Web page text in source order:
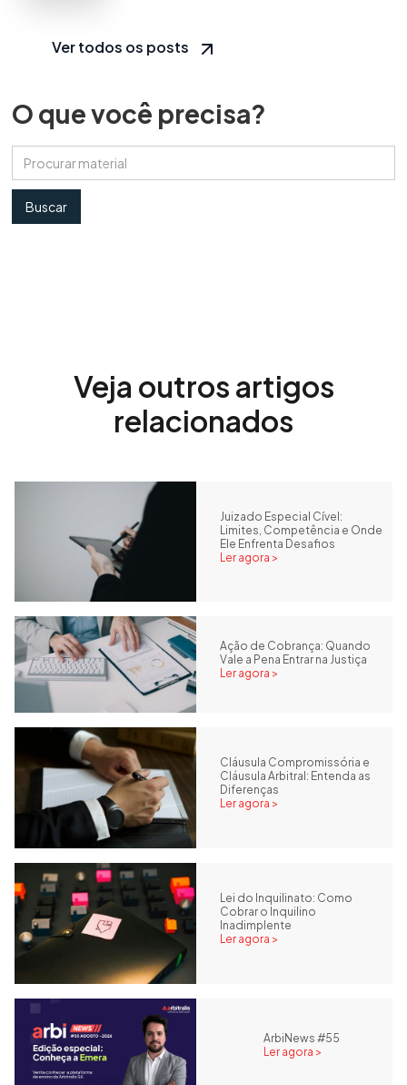
Ver todos os posts
O que você precisa?
Veja outros artigos
relacionados
Juizado Especial Cível:
Limites, Competência e Onde
Ele Enfrenta Desafios
Ler agora >
Ação de Cobrança: Quando
Vale a Pena Entrar na Justiça
Ler agora >
Cláusula Compromissória e
Cláusula Arbitral: Entenda as
Diferenças
Ler agora >
Lei do Inquilinato: Como
Cobrar o Inquilino
Inadimplente
Ler agora >
ArbiNews #55
Ler agora >